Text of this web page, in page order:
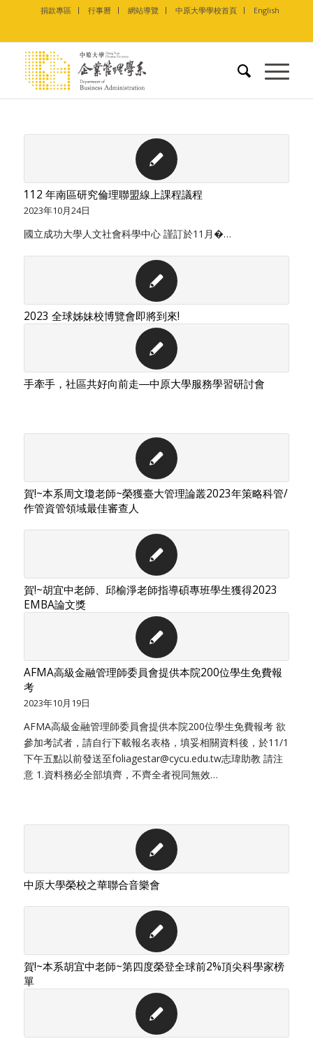
捐款專區 行事曆 網站導覽 中原大學學校首頁 English
112 年南區研究倫理聯盟線上課程議程
2023年10月24日
國立成功大學人文社會科學中心 謹訂於11月�…
2023 全球姊妹校博覽會即將到來!
手牽手，社區共好向前走―中原大學服務學習研討會
賀!~本系周文瓊老師~榮獲臺大管理論叢2023年策略科管/
作管資管領域最佳審查人
賀!~胡宜中老師、邱榆淨老師指導碩專班學生獲得2023
EMBA論文獎
AFMA高級金融管理師委員會提供本院200位學生免費報
考
2023年10月19日
AFMA高級金融管理師委員會提供本院200位學生免費報考 欲
參加考試者，請自行下載報名表格，填妥相關資料後，於11/1
下午五點以前發送至foliagestar@cycu.edu.tw志瑋助教 請注
意 1.資料務必全部填齊，不齊全者視同無效…
中原大學榮校之華聯合音樂會
賀!~本系胡宜中老師~第四度榮登全球前2%頂尖科學家榜
單